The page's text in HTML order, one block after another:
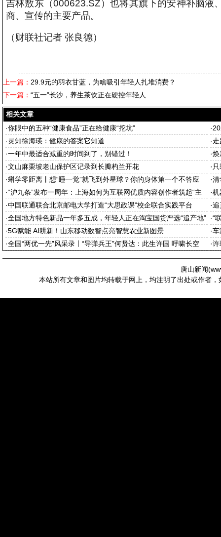
吉林敖东（000623.SZ）也将其旗下的安神补脑液
商、宣传的主要产品。
（财联社记者 张良德）
上一篇： 29.9元的羽衣甘蓝，为啥吸引年轻人扎堆消费？
下一篇： “五一”长沙，养生茶饮正在硬控年轻人
相关文章
·你眼中的五种“健康食品”正在给健康“挖坑” ·
· 灵知徐海瑛：健康的答案它知道 ·
·一年中最适合减重的时间到了，别错过！ ·焕
·文山麻栗坡老山保护区记录到长瓣杓兰开花 ·
·蝌学零距离丨想“睡一觉”就飞到外星球？你的身体第一个不答应 ·清
·“沪九条”发布一周年：上海如何为互联网优质内容创作者筑起“主
场”
·机
·中国联通联合北京邮电大学打造“大思政课”校企联合实践平台 ·追
·全国地方特色新品一年多五成，年轻人正在淘宝国货严选“追产地” ·“
·5G赋能 AI耕新！山东移动数智点亮智慧农业新图景 ·车
·全国“两优一先”风采录丨“导弹兵王”何贤达：此生许国 呼啸长空 ·许
唐山新闻(
本站所有文章和图片均转载于网上，均注明了出处或作者